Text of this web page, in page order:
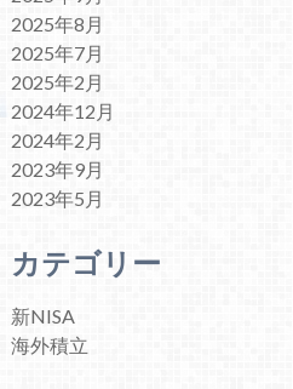
2025年8月
2025年7月
2025年2月
2024年12月
2024年2月
2023年9月
2023年5月
カテゴリー
新NISA
海外積立